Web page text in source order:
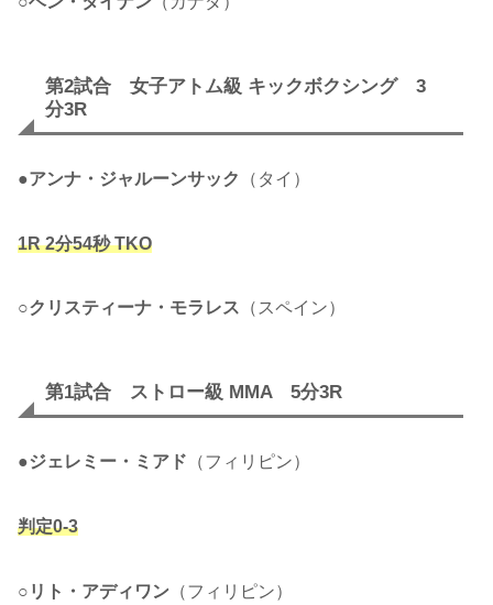
第2試合 女子アトム級 キックボクシング 3
分3R
●アンナ・ジャルーンサック （タイ）
1R 2分54秒 TKO
○クリスティーナ・モラレス （スペイン）
第1試合 ストロー級 MMA 5分3R
●ジェレミー・ミアド （フィリピン）
判定0-3
○ リト・アディワン （フィリピン）